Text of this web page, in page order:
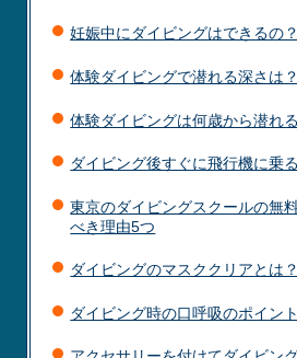
妊娠中にダイビングはできるの？
体験ダイビングで潜れる深さは？
体験ダイビングは何歳から潜れ
ダイビング後すぐに飛行機に乗
東京のダイビングスクールの無
べき理由5つ
ダイビングのマスククリアとは？
ダイビング時の口呼吸のポイント